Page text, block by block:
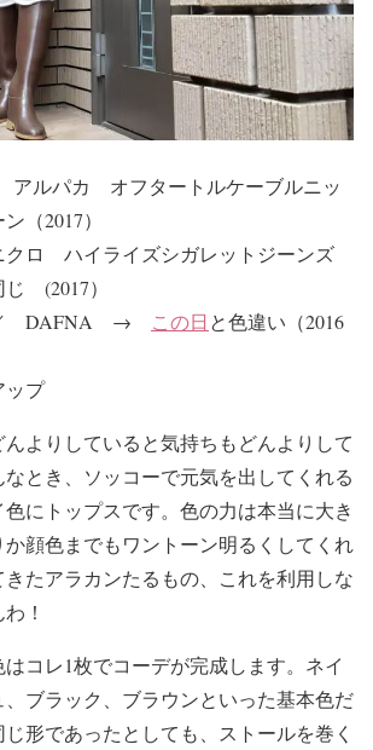
ルパカ オフタートルケーブルニッ
（2017）
ロ ハイライズシガレットジーンズ
(2017）
／ DAFNA → この日と色違い（2016
ップ
よりしていると気持ちもどんよりして
なとき、ソッコーで元気を出してくれる
にトップスです。色の力は本当に大き
か顔色までもワントーン明るくしてくれ
きたアラカンたるもの、これを利用しな
！
コレ1枚でコーデが完成します。ネイ
、ブラック、ブラウンといった基本色だ
形であったとしても、ストールを巻く